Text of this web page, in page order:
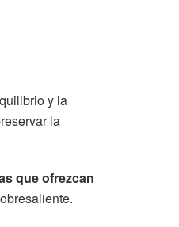
y la
la
que ofrezcan